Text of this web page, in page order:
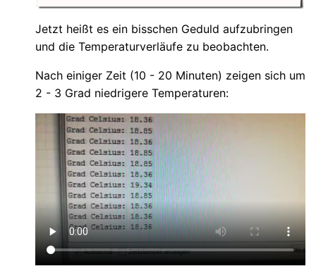
Jetzt heißt es ein bisschen Geduld aufzubringen
und die Temperaturverläufe zu beobachten.
Nach einiger Zeit (10 - 20 Minuten) zeigen sich um
2 - 3 Grad niedrigere Temperaturen: